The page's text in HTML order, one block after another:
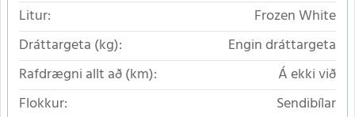
Litur:
Frozen White
Dráttargeta (kg):
Engin dráttargeta
Rafdrægni allt að (km):
Á ekki við
Flokkur:
Sendibílar